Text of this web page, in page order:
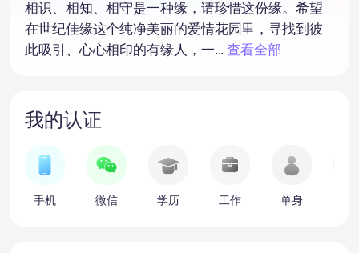
相识、相知、相守是一种缘，请珍惜这份缘。希望
在世纪佳缘这个纯净美丽的爱情花园里，寻找到彼
此吸引、心心相印的有缘人，一... 查看全部
我的认证
手机 微信 学历 工作 单身